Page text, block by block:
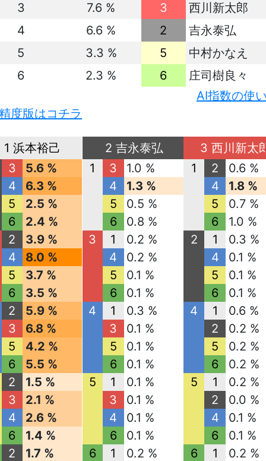
3
7.6 % 3
西川新太郎
4
6.6 % 2
吉永泰弘
5
3.3 % 5
中村かなえ
6
2.3 % 6
庄司樹良々
AI指数の使
度版はコチラ
1 浜本裕己
3
5.6 %
4
6.3 %
5
2.5 %
6
2.4 %
2
3.9 %
4
8.0 %
5
3.7 %
6
3.5 %
2
5.9 %
3
6.8 %
5
4.2 %
6
5.5 %
2
1.5 %
3
2.1 %
4
2.6 %
6
1.4 %
2
1.7 %
2 吉永泰弘
1
3
1.0 %
4
1.3 %
5
0.5 %
6
0.8 %
3
1
0.2 %
4
0.2 %
5
0.1 %
6
0.1 %
4
1
0.3 %
3
0.1 %
5
0.1 %
6
0.1 %
5
1
0.1 %
3
0.1 %
4
0.1 %
6
0.1 %
6
1
0.2 %
3 西川新太
1
2
0.6 %
4
1.8 %
5
0.7 %
6
1.0 %
2
1
0.3 %
4
0.1 %
5
0.1 %
6
0.1 %
4
1
0.6 %
2
0.2 %
5
0.2 %
6
0.2 %
5
1
0.2 %
2
0.0 %
4
0.1 %
6
0.1 %
6
1
0.2 %